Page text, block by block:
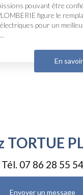
pouvant être
figure le
pour un
En
Tél. 07 86 28 55 54
Envoyer un message